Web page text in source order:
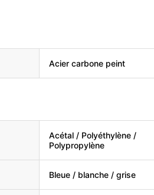
Acier carbone peint
Acétal / Polyéthylène /
Polypropylène
Bleue / blanche / grise